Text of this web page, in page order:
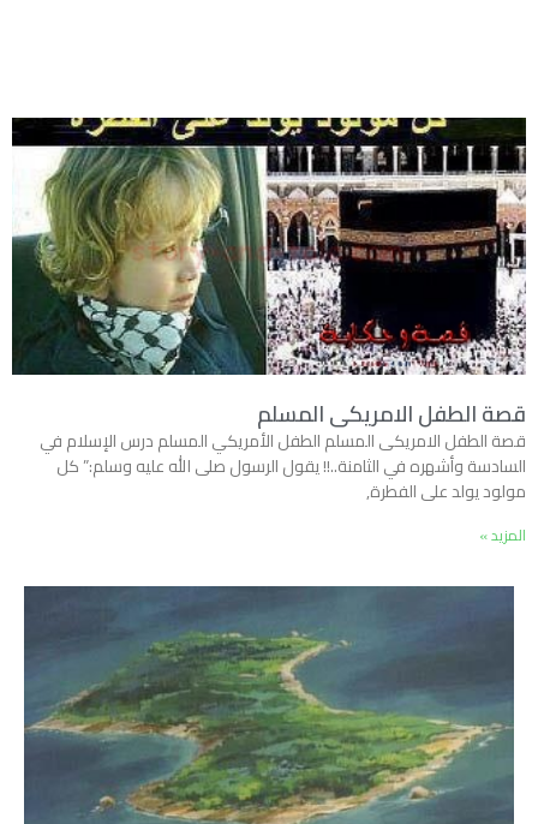
قصة الطفل الامريكى المسلم
قصة الطفل الامريكى المسلم الطفل الأمريكي المسلم درس الإسلام في
السادسة وأشهره في الثامنة..!! يقول الرسول صلى الله عليه وسلم:” كل
مولود يولد على الفطرة,
المزيد »